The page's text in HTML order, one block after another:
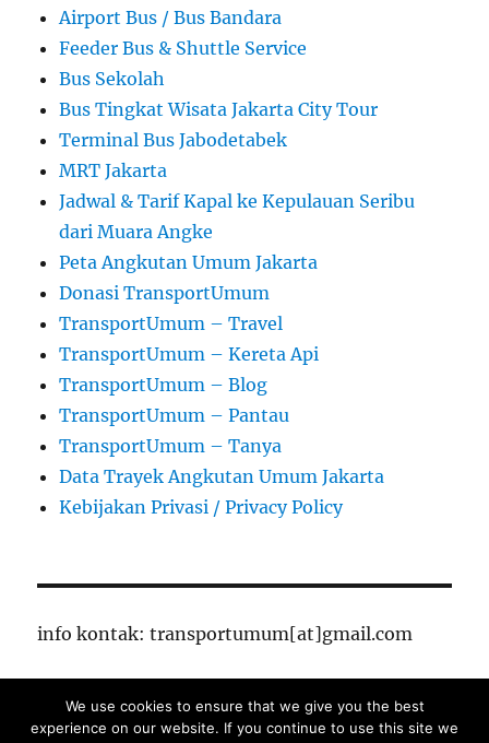
Airport Bus / Bus Bandara
Feeder Bus & Shuttle Service
Bus Sekolah
Bus Tingkat Wisata Jakarta City Tour
Terminal Bus Jabodetabek
MRT Jakarta
Jadwal & Tarif Kapal ke Kepulauan Seribu
dari Muara Angke
Peta Angkutan Umum Jakarta
Donasi TransportUmum
TransportUmum – Travel
TransportUmum – Kereta Api
TransportUmum – Blog
TransportUmum – Pantau
TransportUmum – Tanya
Data Trayek Angkutan Umum Jakarta
Kebijakan Privasi / Privacy Policy
info kontak: transportumum[at]gmail.com
TransportUmum – Jakarta
Proudly powered by
We use cookies to ensure that we give you the best
experience on our website. If you continue to use this site we